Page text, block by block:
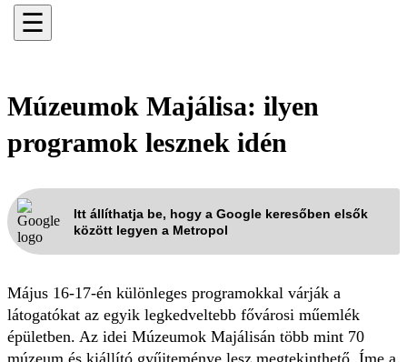
☰
Múzeumok Majálisa: ilyen
programok lesznek idén
Itt állíthatja be, hogy a Google keresőben elsők
között legyen a Metropol
Május 16-17-én különleges programokkal várják a
látogatókat az egyik legkedveltebb fővárosi műemlék
épületben. Az idei Múzeumok Majálisán több mint 70
múzeum és kiállító gyűjteménye lesz megtekinthető. Íme a